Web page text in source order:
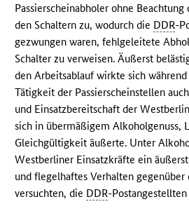
Passierscheinabholer ohne
den Schaltern zu, wodurch die DDR-
gezwungen waren, fehlgeleitete
Schalter zu verweisen. Äußerst
den Arbeitsablauf wirkte sich
Tätigkeit der Passierscheinstellen
und Einsatzbereitschaft der
sich in übermäßigem Alkoholgenuss,
Gleichgültigkeit äußerte. Unter
Westberliner Einsatzkräfte ein
und flegelhaftes Verhalten
versuchten, die DDR-